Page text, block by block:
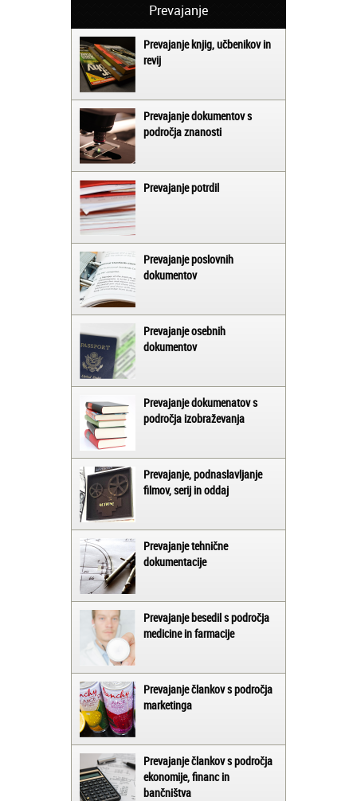
Prevajanje
Prevajanje knjig, učbenikov in
revij
Prevajanje dokumentov s
področja znanosti
Prevajanje potrdil
Prevajanje poslovnih
dokumentov
Prevajanje osebnih
dokumentov
Prevajanje dokumenatov s
področja izobraževanja
Prevajanje, podnaslavljanje
filmov, serij in oddaj
Prevajanje tehnične
dokumentacije
Prevajanje besedil s področja
medicine in farmacije
Prevajanje člankov s področja
marketinga
Prevajanje člankov s področja
ekonomije, financ in
bančništva